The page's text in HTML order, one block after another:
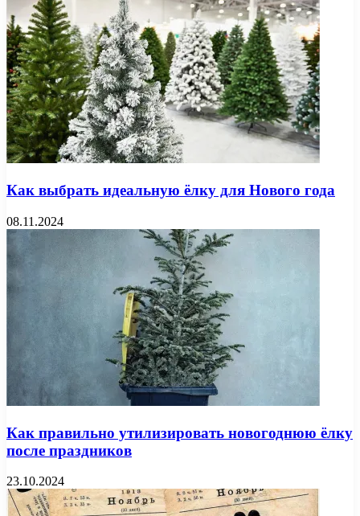
Как выбрать идеальную ёлку для Нового года
08.11.2024
Как правильно утилизировать новогоднюю ёлку
после праздников
23.10.2024